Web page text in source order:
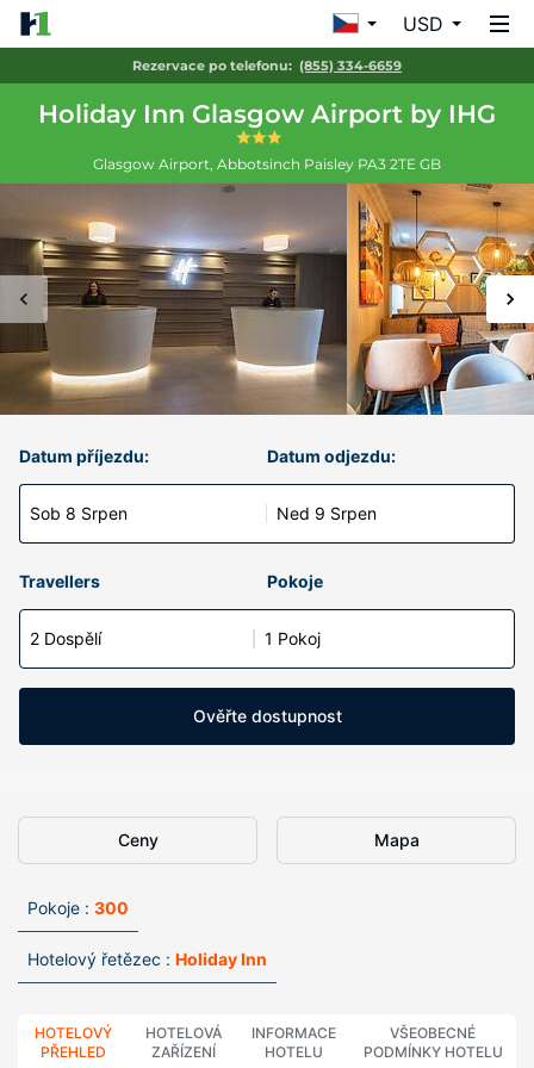
USD
Rezervace po telefonu: (855) 334-6659
Holiday Inn Glasgow Airport by IHG
Glasgow Airport, Abbotsinch Paisley PA3 2TE GB
Datum příjezdu:
Sob 8 Srpen
Datum odjezdu:
Ned 9 Srpen
Travellers Pokoje
2 Dospělí 1 Pokoj
Ověřte dostupnost
Ceny Mapa
Pokoje : 300
Hotelový řetězec : Holiday Inn
HOTELOVÝ
PŘEHLED
HOTELOVÁ
ZAŘÍZENÍ
INFORMACE
HOTELU
VŠEOBECNÉ
PODMÍNKY HOTELU